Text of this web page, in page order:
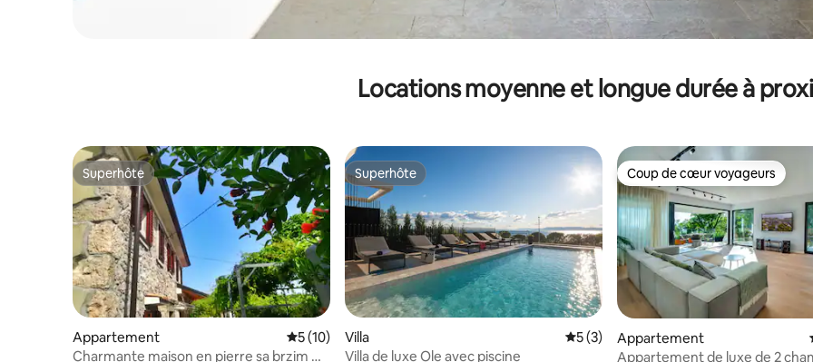
Locations moyenne et longue durée à
Superhôte
Superhôte
Appartement Évaluation moyenne sur la base de 10 commentaires : 5 sur 5
5 (10)
Charmante maison en pierre sa brzim wi-
Superhôte
Superhôte
Villa Évaluation moyenne sur la base de 3
5 (3)
Villa de luxe Ole avec piscine
Coup de cœur voyageurs
Coup de cœur voyageurs
Appartement
Appartement de luxe de 2